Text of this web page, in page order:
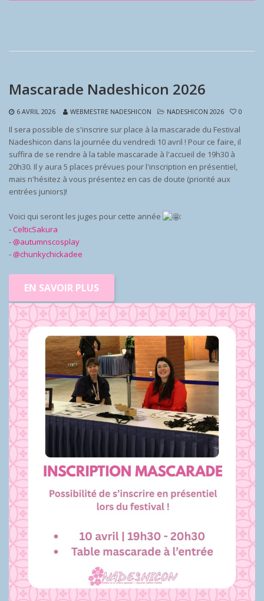
Mascarade Nadeshicon 2026
6 AVRIL 2026 WEBMESTRE NADESHICON NADESHICON 2026 0
Il sera possible de s'inscrire sur place à la mascarade du Festival
Nadeshicon dans la journée du vendredi 10 avril ! Pour ce faire, il
suffira de se rendre à la table mascarade à l'accueil de 19h30 à
20h30. Il y aura 5 places prévues pour l'inscription en présentiel,
mais n'hésitez à vous présentez en cas de doute (priorité aux
entrées juniors)!
Voici qui seront les juges pour cette année
:
- CelticSakura
- @autumnscosplay
- @chunkychickadee
EN SAVOIR PLUS